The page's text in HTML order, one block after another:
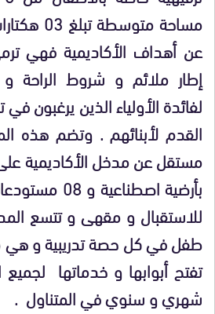
مساحة
عن أهداف الأكاديمية فهي
إطار ملائم و شروط الراحة
لفائدة الأولياء الذين يرغبون
القدم لأبنائهم . وتضم هذه
مستقل عن مدخل الأكاديمية
بأرضية
طفل في كل حصة تدريبية و
تفتح أبوابها و خدماتها
شهري و سنوي في المتناول .